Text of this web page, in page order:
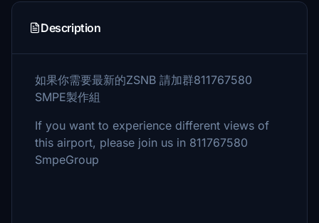
Description
如果你需要最新的ZSNB 請加群811767580
SMPE製作組
If you want to experience different views of
this airport, please join us in 811767580
SmpeGroup